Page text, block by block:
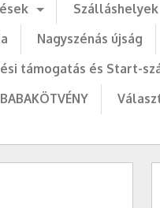
Szálláshelyek
Nagyszénás újság
támogatás és Start-
BABAKÖTVÉNY